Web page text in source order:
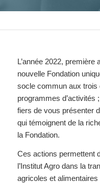
L’année 2022, première
nouvelle Fondation
socle commun aux trois
programmes
fiers de vous présenter
qui témoignent de la
la Fondation.
Ces actions permettent
l’Institut Agro dans la
agricoles et